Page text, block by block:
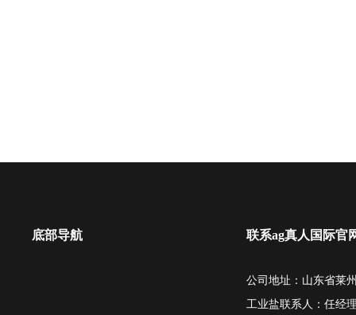
底部导航 联系ag真人国际官
公司地址：山东省莱
工业盐联系人：任经